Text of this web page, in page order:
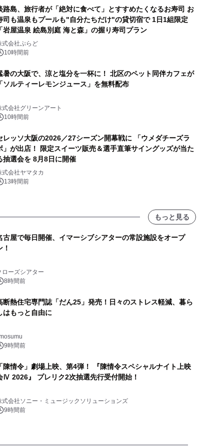
路島、旅行者が「絶対に食べて」とすすめたくなるお寿司 お
司も温泉もプールも"自分たちだけ"の貸切宿で 1日1組限定
「岩屋温泉 絵島別庭 海と森」の握り寿司プラン
式会社ぷらど
10時間前
暑の大阪で、涼と塩分を一杯に！ 北区のペット同伴カフェが
「ソルティーレモンジュース」を無料配布
式会社グリーンアート
10時間前
レッソ大阪の2026／27シーズン開幕戦に 「ウメダチーズラ
」が出店！ 限定スイーツ販売＆選手直筆サイングッズが当た
抽選会を 8月8日に開催
式会社ヤマタカ
13時間前
もっと見る
古屋で毎日開催、イマーシブシアターの常設施設をオープ
！
ローズシアター
8時間前
断熱住宅専門誌「だん25」発売！日々のストレス軽減、暮ら
はもっと自由に
9時間前
「陳情令」劇場上映、第4弾！ 『陳情令スペシャルナイト上映
Ⅳ 2026』 プレリク2次抽選先行受付開始！
式会社ソニー・ミュージックソリューションズ
9時間前